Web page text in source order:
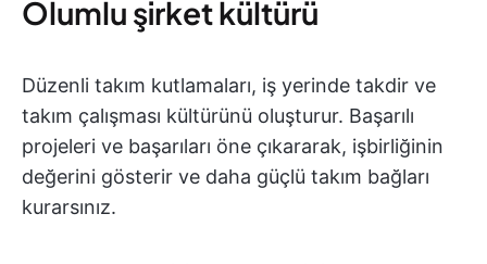
Olumlu şirket kültürü
Düzenli takım kutlamaları, iş yerinde takdir ve
takım çalışması kültürünü oluşturur. Başarılı
projeleri ve başarıları öne çıkararak, işbirliğinin
değerini gösterir ve daha güçlü takım bağları
kurarsınız.